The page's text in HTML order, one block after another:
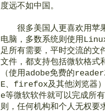
度远不如中国。
很多美国人更喜欢用苹果
电脑，多数系统则使用
足所有需要，平时交流的文
文件，都支持包括微软格
（使用adobe免费的
E、firefox及其他浏览器
e等微软软件就可以完成所
则，任何机构和个人无权要